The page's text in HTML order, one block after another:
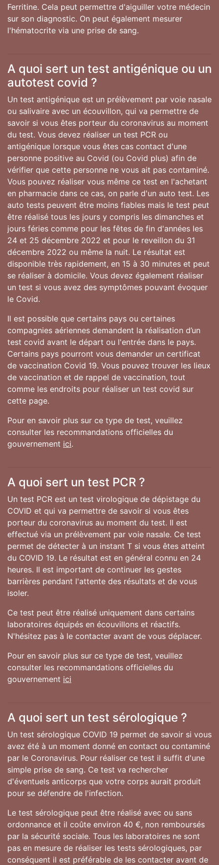
Ferritine. Cela peut permettre d'aiguiller votre médecin
sur son diagnostic. On peut également mesurer
l'hématocrite via une prise de sang.
A quoi sert un test antigénique ou un
autotest covid ?
Un test antigénique est un prélèvement par voie nasale
ou salivaire avec un écouvillon, qui va permettre de
savoir si vous êtes porteur du coronavirus au moment
du test. Vous devez réaliser un test PCR ou
antigénique lorsque vous êtes cas contact d'une
personne positive au Covid (ou Covid plus) afin de
vérifier que cette personne ne vous ait pas contaminé.
Vous pouvez réaliser vous même ce test en l'achetant
en pharmacie dans ce cas, on parle d'un auto test. Les
auto tests peuvent être moins fiables mais le test peut
être réalisé tous les jours y compris les dimanches et
jours féries comme pour les fêtes de fin d'années les
24 et 25 décembre 2022 et pour le reveillon du 31
décembre 2022 ou même la nuit. Le résultat est
disponible très rapidement, en 15 à 30 minutes et peut
se réaliser à domicile. Vous devez également réaliser
un test si vous avez des symptômes pouvant évoquer
le Covid.
Il est possible que certains pays ou certaines
compagnies aériennes demandent la réalisation d’un
test covid avant le départ ou l'entrée dans le pays.
Certains pays pourront vous demander un certificat
de vaccination Covid 19. Vous pouvez trouver les lieux
de vaccination et de rappel de vaccination, tout
comme les endroits pour réaliser un test covid sur
cette page.
Pour en savoir plus sur ce type de test, veuillez
consulter les recommandations officielles du
gouvernement ici.
A quoi sert un test PCR ?
Un test PCR est un test virologique de dépistage du
COVID et qui va permettre de savoir si vous êtes
porteur du coronavirus au moment du test. Il est
effectué via un prélèvement par voie nasale. Ce test
permet de détecter à un instant T si vous êtes atteint
du COVID 19. Le résultat est en général connu en 24
heures. Il est important de continuer les gestes
barrières pendant l'attente des résultats et de vous
isoler.
Ce test peut être réalisé uniquement dans certains
laboratoires équipés en écouvillons et réactifs.
N'hésitez pas à le contacter avant de vous déplacer.
Pour en savoir plus sur ce type de test, veuillez
consulter les recommandations officielles du
gouvernement ici
A quoi sert un test sérologique ?
Un test sérologique COVID 19 permet de savoir si vous
avez été à un moment donné en contact ou contaminé
par le Coronavirus. Pour réaliser ce test il suffit d'une
simple prise de sang. Ce test va rechercher
d'éventuels anticorps que votre corps aurait produit
pour se défendre de l'infection.
Le test sérologique peut être réalisé avec ou sans
ordonnance et il coûte environ 40 €, non remboursés
par la sécurité sociale. Tous les laboratoires ne sont
pas en mesure de réaliser les tests sérologiques, par
conséquent il est préférable de les contacter avant de